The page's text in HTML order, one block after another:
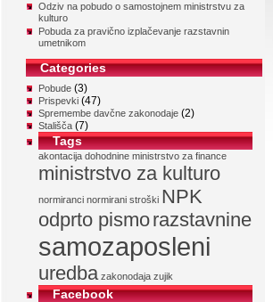
Odziv na pobudo o samostojnem ministrstvu za
kulturo
Pobuda za pravično izplačevanje razstavnin
umetnikom
Categories
Pobude (3)
Prispevki (47)
Spremembe davčne zakonodaje (2)
Stališča (7)
Tags
akontacija dohodnine ministrstvo za finance
ministrstvo za kulturo
normiranci normirani stroški NPK
odprto pismorazstavnine
samozaposleni
uredba zakonodaja zujik
Facebook